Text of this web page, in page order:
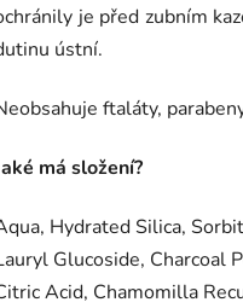
je před zubním
ústní.
ftaláty,
má složení?
Hydrated Silica,
Glucoside, Charcoal
Acid, Chamomilla